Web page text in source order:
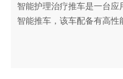
智能护理治疗推车是一台
智能推车，该车配备有高性
等设备，可供医生、护士